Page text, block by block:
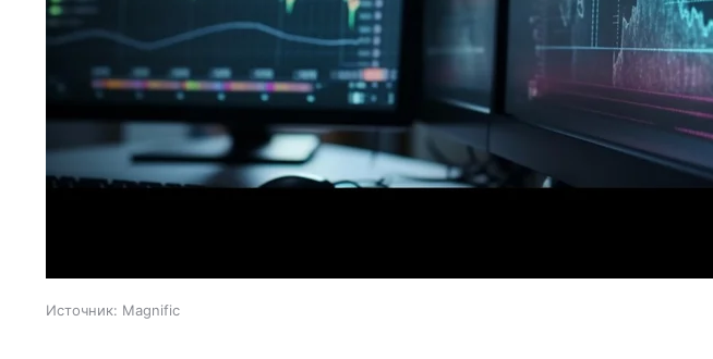
Источник: Magnific